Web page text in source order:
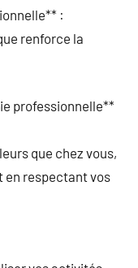
:
renforce la
professionnelle**
que chez vous,
en respectant vos